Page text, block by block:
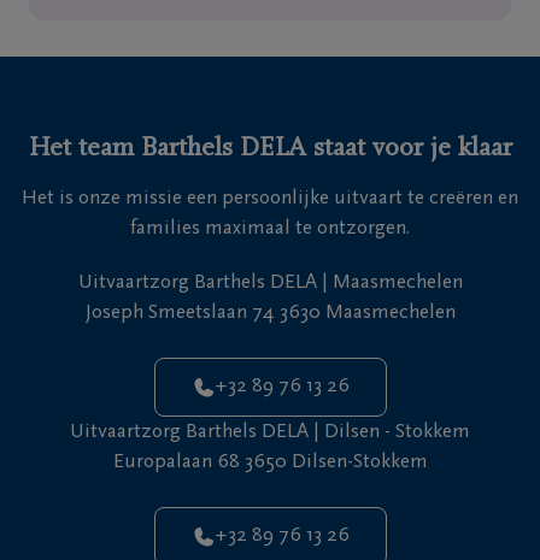
Het team Barthels DELA staat voor je klaar
Het is onze missie een persoonlijke uitvaart te creëren en
families maximaal te ontzorgen.
Uitvaartzorg Barthels DELA | Maasmechelen
Joseph Smeetslaan 74 3630 Maasmechelen
+32 89 76 13 26
Uitvaartzorg Barthels DELA | Dilsen - Stokkem
Europalaan 68 3650 Dilsen-Stokkem
+32 89 76 13 26